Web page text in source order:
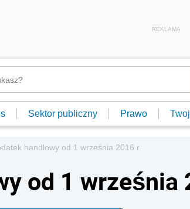
REKLAMA
Sektor publiczny Prawo
handlowy od 1 września 2016 r.
od 1 września